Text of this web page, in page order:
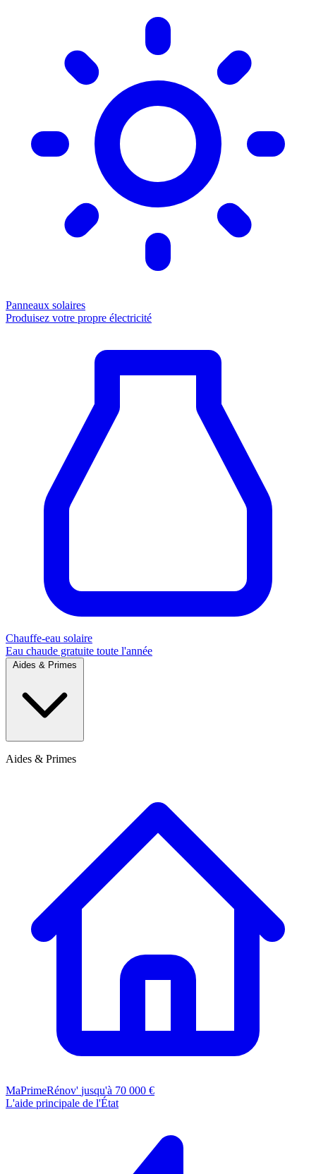
Panneaux solaires
Produisez votre propre électricité
Chauffe-eau solaire
Eau chaude gratuite toute l'année
Aides & Primes
MaPrimeRénov' jusqu'à 70 000 €
L'aide principale de l'État